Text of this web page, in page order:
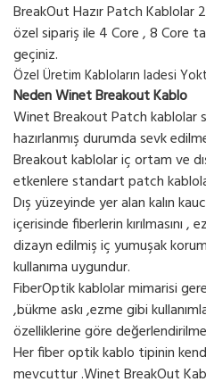
BreakOut Hazır Patch Kablolar
özel sipariş ile 4 Core , 8 Core
geçiniz.
Özel Üretim Kabloların Iadesi
Neden Winet Breakout Kablo
Winet Breakout Patch kablolar
hazırlanmış durumda sevk
Breakout kablolar iç ortam ve
etkenlere standart patch
Dış yüzeyinde yer alan kalın
içerisinde fiberlerin kırılmasını ,
dizayn edilmiş iç yumuşak
kullanıma uygundur.
FiberOptik kablolar mimarisi
,bükme askı ,ezme gibi
özelliklerine göre
Her fiber optik kablo tipinin
mevcuttur .Winet BreakOut